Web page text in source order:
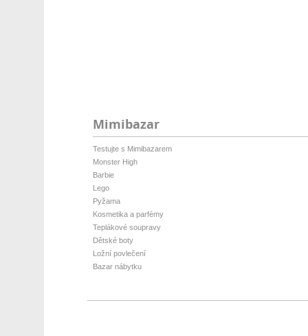
Mimibazar
Testujte s Mimibazarem
Monster High
Barbie
Lego
Pyžama
Kosmetika a parfémy
Teplákové soupravy
Dětské boty
Ložní povlečení
Bazar nábytku